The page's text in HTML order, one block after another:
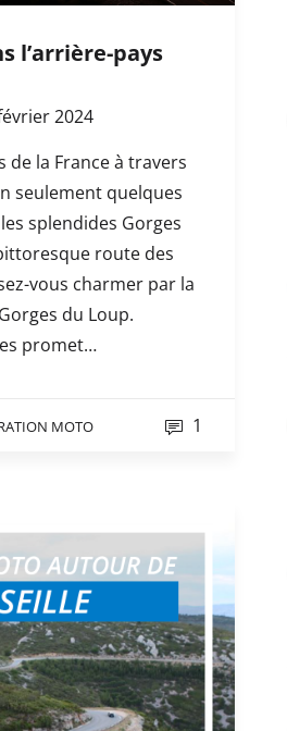
l’arrière-pays
2024
de la France à travers
seulement quelques
splendides Gorges
route des
vous charmer par la
du Loup.
promet…
MOTO 1